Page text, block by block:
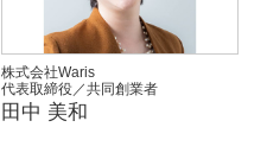
株式会社Waris
代表取締役／共同創業者
田中 美和